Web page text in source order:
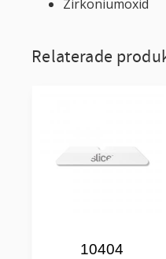
Zirkoniumoxid
Relaterade
10404